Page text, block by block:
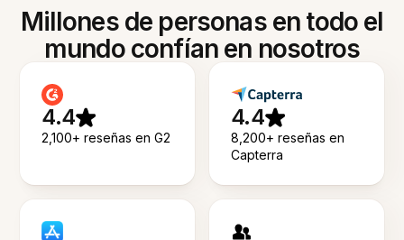
Millones de personas en todo el
mundo confían en nosotros
4.4
2,100+ reseñas en G2
4.4
8,200+ reseñas en
Capterra